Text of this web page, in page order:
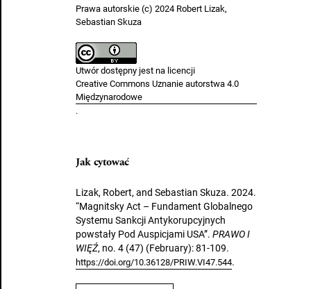
Prawa autorskie (c) 2024 Robert Lizak,
Sebastian Skuza
Utwór dostępny jest na licencji
Creative Commons Uznanie autorstwa 4.0
Międzynarodowe
.
Jak cytować
Lizak, Robert, and Sebastian Skuza. 2024.
“Magnitsky Act – Fundament Globalnego
Systemu Sankcji Antykorupcyjnych
powstały Pod Auspicjami USA”. PRAWO I
WIĘŹ, no. 4 (47) (February): 81-109.
https://doi.org/10.36128/PRIW.VI47.544.